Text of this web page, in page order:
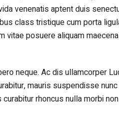
venenatis aptent duis
class tristique cum porta
vitae posuere aliquam
neque. Ac dis ullamcorper
mauris suspendisse
rhoncus nulla morbi